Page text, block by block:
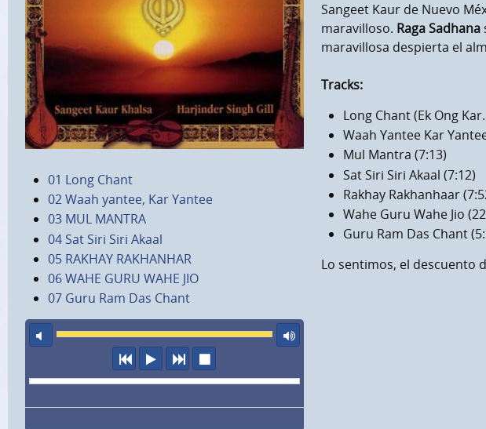
01 Long Chant
02 Waah yantee, Kar Yantee
03 MUL MANTRA
04 Sat Siri Siri Akaal
05 RAKHAY RAKHANHAR
06 WAHE GURU WAHE JIO
07 Guru Ram Das Chant
sonido apagado
anterior
escucharsiguiente
Sangeet Kaur de Nuevo
maravilloso. Raga Sadhana
maravillosa despierta el
Tracks:
Long Chant (Ek Ong
Waah Yantee Kar
Mul Mantra (7:13)
Sat Siri Siri Akaal (7:12)
Rakhay Rakhanhaar
Wahe Guru Wahe Jio
Guru Ram Das Chant
Lo sentimos, el descuento